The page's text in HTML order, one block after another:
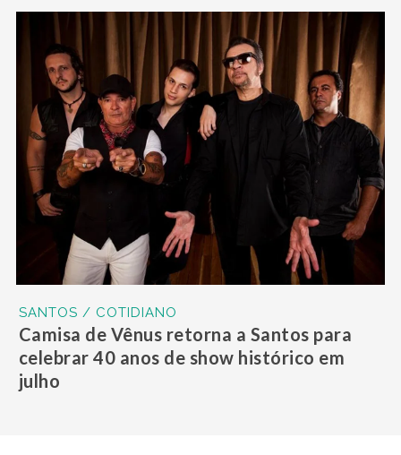
SANTOS / COTIDIANO
Camisa de Vênus retorna a Santos para
celebrar 40 anos de show histórico em
julho